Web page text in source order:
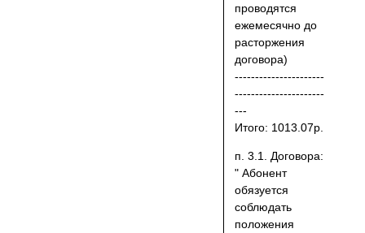
проводятся
ежемесячно до
расторжения
договора)
----------------------
----------------------
---
Итого: 1013.07р.
п. 3.1. Договора:
" Абонент
обязуется
соблюдать
положения